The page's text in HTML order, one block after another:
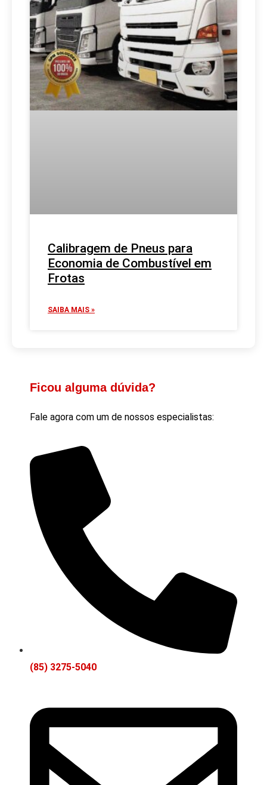
Calibragem de Pneus para
Economia de Combustível em
Frotas
SAIBA MAIS »
Ficou alguma dúvida?
Fale agora com um de nossos especialistas:
(85) 3275-5040